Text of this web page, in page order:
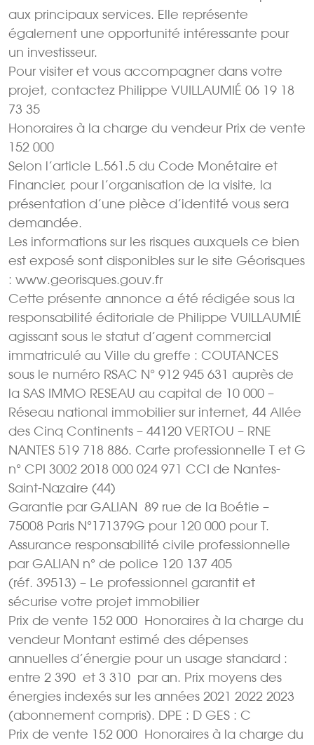
aux principaux services. Elle représente
également une opportunité intéressante pour
un investisseur.
Pour visiter et vous accompagner dans votre
projet, contactez Philippe VUILLAUMIÉ 06 19 18
73 35
Honoraires à la charge du vendeur Prix de vente
152 000 
Selon l’article L.561.5 du Code Monétaire et
Financier, pour l’organisation de la visite, la
présentation d’une pièce d’identité vous sera
demandée.
Les informations sur les risques auxquels ce bien
est exposé sont disponibles sur le site Géorisques
: www.georisques.gouv.fr
Cette présente annonce a été rédigée sous la
responsabilité éditoriale de Philippe VUILLAUMIÉ
agissant sous le statut d’agent commercial
immatriculé au Ville du greffe : COUTANCES
sous le numéro RSAC N° 912 945 631 auprès de
la SAS IMMO RESEAU au capital de 10 000 –
Réseau national immobilier sur internet, 44 Allée
des Cinq Continents – 44120 VERTOU – RNE
NANTES 519 718 886. Carte professionnelle T et G
n° CPI 3002 2018 000 024 971 CCI de Nantes-
Saint-Nazaire (44)
Garantie par GALIAN  89 rue de la Boétie –
75008 Paris N°171379G pour 120 000 pour T.
Assurance responsabilité civile professionnelle
par GALIAN n° de police 120 137 405
(réf. 39513) – Le professionnel garantit et
sécurise votre projet immobilier
Prix de vente 152 000  Honoraires à la charge du
vendeur Montant estimé des dépenses
annuelles d’énergie pour un usage standard :
entre 2 390  et 3 310  par an. Prix moyens des
énergies indexés sur les années 2021 2022 2023
(abonnement compris). DPE : D GES : C
Prix de vente 152 000  Honoraires à la charge du